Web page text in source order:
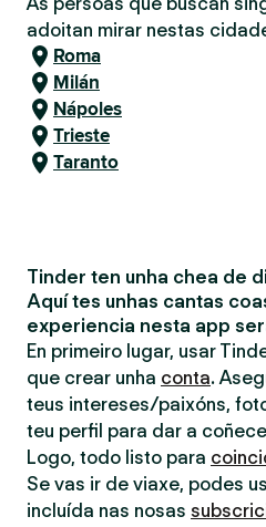
adoitan mirar nestas
Roma
Milán
Nápoles
Trieste
Taranto
Tinder ten unha chea de
Aquí tes unhas cantas
experiencia nesta app
En primeiro lugar, usar
que crear unha conta.
teus intereses/paixóns,
teu perfil para dar a
Logo, todo listo para
Se vas ir de viaxe, podes
incluída nas nosas